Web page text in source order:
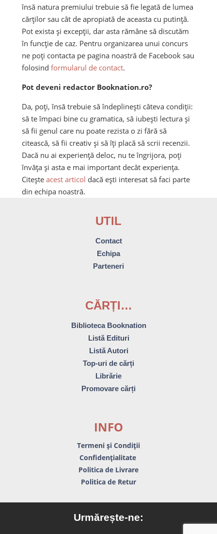
însă natura premiului trebuie să fie legată de lumea
cărților sau cât de apropiată de aceasta cu putință.
Pot exista și excepții, dar asta rămâne să discutăm
în funcție de caz. Pentru organizarea unui concurs
ne poți contacta pe pagina noastră de Facebook sau
folosind formularul de contact.
Pot deveni redactor Booknation.ro?
Da, poți, însă trebuie să îndeplinești câteva condiții:
să te împaci bine cu gramatica, să iubești lectura și
să fii genul care nu poate rezista o zi fără să
citească, să fii creativ și să îți placă să scrii recenzii.
Dacă nu ai experiență deloc, nu te îngrijora, poți
învăța și asta e mai important decât experiența.
Citește acest articol dacă ești interesat să faci parte
din echipa noastră.
UTIL
Contact
Echipa
Parteneri
CĂRȚI…
Biblioteca Booknation
Listă Edituri
Listă Autori
Top-uri de cărți
Librărie
Promovare cărți
INFO
Termeni și Condiții
Confidențialitate
Politica de Livrare
Politica de Retur
Urmărește-ne: